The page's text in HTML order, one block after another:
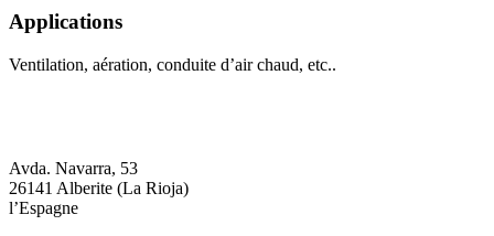
Applications
Ventilation, aération, conduite d’air chaud, etc..
Avda. Navarra, 53
26141 Alberite (La Rioja)
l’Espagne